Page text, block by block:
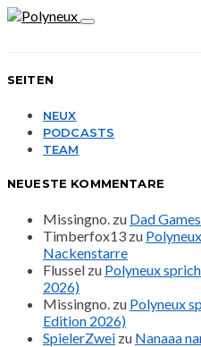
SEITEN
NEUX
PODCASTS
TEAM
NEUESTE KOMMENTARE
Missingno. zu Dad
Timberfox13 zu
Nackenstarre
Flussel zu Polyneux
2026)
Missingno. zu Polyneux
Edition 2026)
SpielerZwei zu Nanaaa